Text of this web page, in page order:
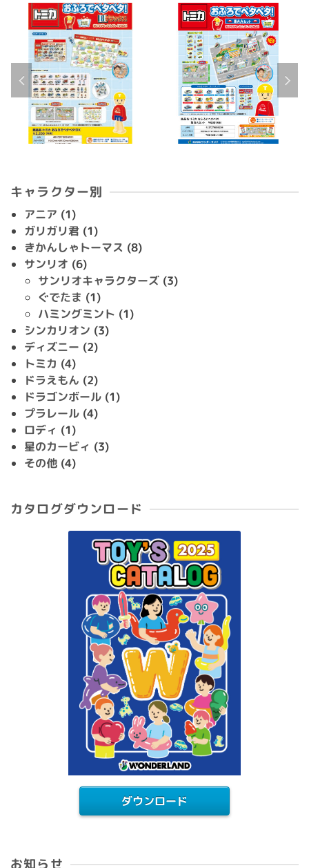
キャラクター別
アニア (1)
ガリガリ君 (1)
きかんしゃトーマス (8)
サンリオ (6)
サンリオキャラクターズ (3)
ぐでたま (1)
ハミングミント (1)
シンカリオン (3)
ディズニー (2)
トミカ (4)
ドラえもん (2)
ドラゴンボール (1)
プラレール (4)
ロディ (1)
星のカービィ (3)
その他 (4)
カタログダウンロード
ダウンロード
お知らせ